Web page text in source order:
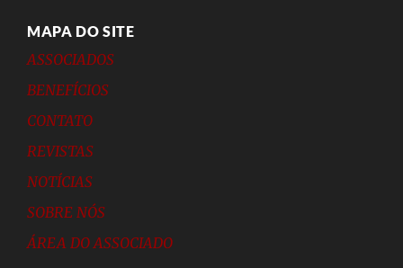
MAPA DO SITE
ASSOCIADOS
BENEFÍCIOS
CONTATO
REVISTAS
NOTÍCIAS
SOBRE NÓS
ÁREA DO ASSOCIADO